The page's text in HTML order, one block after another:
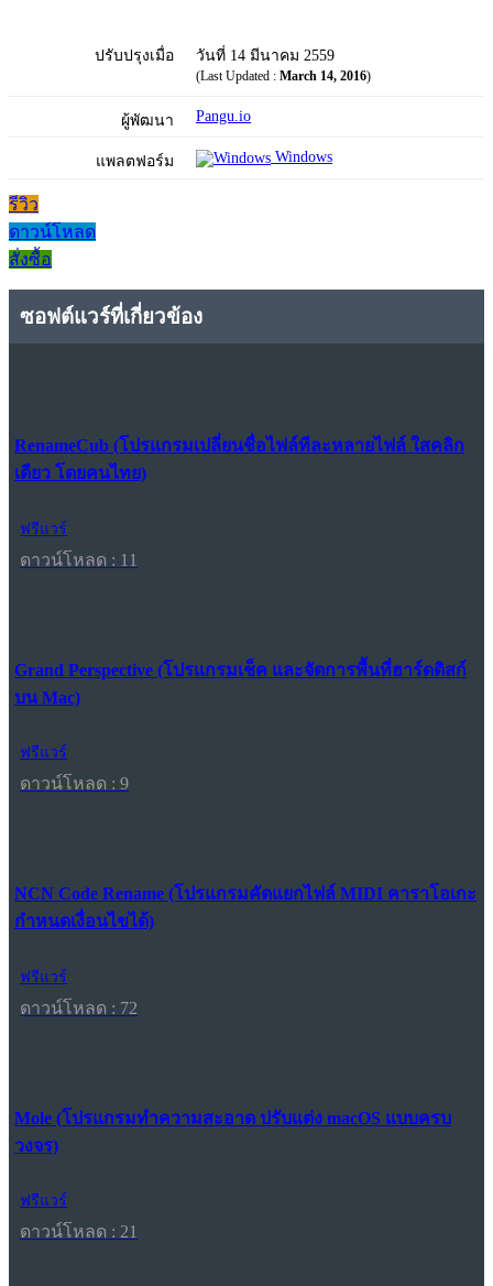
ปรับปรุงเมื่อ วันที่ 14 มีนาคม 2559
(Last Updated : March 14, 2016)
ผู้พัฒนา Pangu.io
แพลตฟอร์ม Windows
รีวิว
ดาวน์โหลด
สั่งซื้อ
ซอฟต์แวร์ที่เกี่ยวข้อง
RenameCub (โปรแกรมเปลี่ยนชื่อไฟล์ทีละหลายไฟล์ ใสคลิก
เดียว โดยคนไทย)
ฟรีแวร์
ดาวน์โหลด : 11
Grand Perspective (โปรแกรมเช็ค และจัดการพื้นที่ฮาร์ดดิสก์
บน Mac)
ฟรีแวร์
ดาวน์โหลด : 9
NCN Code Rename (โปรแกรมคัดแยกไฟล์ MIDI คาราโอเกะ
กำหนดเงื่อนไขได้)
ฟรีแวร์
ดาวน์โหลด : 72
Mole (โปรแกรมทำความสะอาด ปรับแต่ง macOS แบบครบ
วงจร)
ฟรีแวร์
ดาวน์โหลด : 21